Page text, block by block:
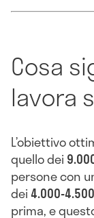
Cosa
lavora
L’obiettivo
quello dei
persone con
dei 4.000-
prima, e